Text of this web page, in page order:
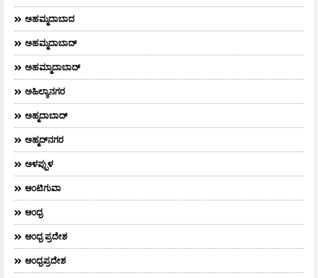
ಅಹಮ್ಮದಾಬಾದ
ಅಹಮ್ಮದಾಬಾದ್
ಅಹಮ್ಮಾದಾಬಾದ್
ಅಹಿಲ್ಯಾನಗರ
ಅಹ್ಮದಾಬಾದ್
ಅಹ್ಮದ್‌ನಗರ
ಅಳಪ್ಪುಳ
ಆಂಟಿಗುವಾ
ಆಂಧ್ರ
ಆಂಧ್ರ ಪ್ರದೇಶ
ಆಂಧ್ರಪ್ರದೇಶ